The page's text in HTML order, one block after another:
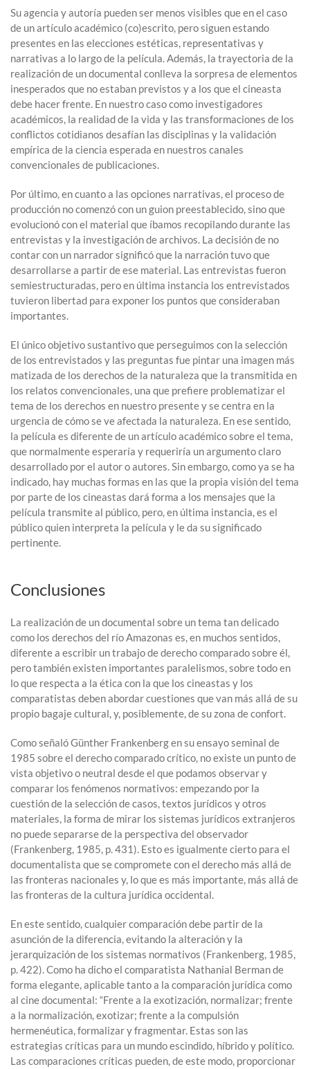
Su agencia y autoría pueden ser menos visibles que en el caso
de un artículo académico (co)escrito, pero siguen estando
presentes en las elecciones estéticas, representativas y
narrativas a lo largo de la película. Además, la trayectoria de la
realización de un documental conlleva la sorpresa de elementos
inesperados que no estaban previstos y a los que el cineasta
debe hacer frente. En nuestro caso como investigadores
académicos, la realidad de la vida y las transformaciones de los
conflictos cotidianos desafían las disciplinas y la validación
empírica de la ciencia esperada en nuestros canales
convencionales de publicaciones.
Por último, en cuanto a las opciones narrativas, el proceso de
producción no comenzó con un guion preestablecido, sino que
evolucionó con el material que íbamos recopilando durante las
entrevistas y la investigación de archivos. La decisión de no
contar con un narrador significó que la narración tuvo que
desarrollarse a partir de ese material. Las entrevistas fueron
semiestructuradas, pero en última instancia los entrevistados
tuvieron libertad para exponer los puntos que consideraban
importantes.
El único objetivo sustantivo que perseguimos con la selección
de los entrevistados y las preguntas fue pintar una imagen más
matizada de los derechos de la naturaleza que la transmitida en
los relatos convencionales, una que prefiere problematizar el
tema de los derechos en nuestro presente y se centra en la
urgencia de cómo se ve afectada la naturaleza. En ese sentido,
la película es diferente de un artículo académico sobre el tema,
que normalmente esperaría y requeriría un argumento claro
desarrollado por el autor o autores. Sin embargo, como ya se ha
indicado, hay muchas formas en las que la propia visión del tema
por parte de los cineastas dará forma a los mensajes que la
película transmite al público, pero, en última instancia, es el
público quien interpreta la película y le da su significado
pertinente.
Conclusiones
La realización de un documental sobre un tema tan delicado
como los derechos del río Amazonas es, en muchos sentidos,
diferente a escribir un trabajo de derecho comparado sobre él,
pero también existen importantes paralelismos, sobre todo en
lo que respecta a la ética con la que los cineastas y los
comparatistas deben abordar cuestiones que van más allá de su
propio bagaje cultural, y, posiblemente, de su zona de confort.
Como señaló Günther Frankenberg en su ensayo seminal de
1985 sobre el derecho comparado crítico, no existe un punto de
vista objetivo o neutral desde el que podamos observar y
comparar los fenómenos normativos: empezando por la
cuestión de la selección de casos, textos jurídicos y otros
materiales, la forma de mirar los sistemas jurídicos extranjeros
no puede separarse de la perspectiva del observador
(Frankenberg, 1985, p. 431). Esto es igualmente cierto para el
documentalista que se compromete con el derecho más allá de
las fronteras nacionales y, lo que es más importante, más allá de
las fronteras de la cultura jurídica occidental.
En este sentido, cualquier comparación debe partir de la
asunción de la diferencia, evitando la alteración y la
jerarquización de los sistemas normativos (Frankenberg, 1985,
p. 422). Como ha dicho el comparatista Nathanial Berman de
forma elegante, aplicable tanto a la comparación jurídica como
al cine documental: “Frente a la exotización, normalizar; frente
a la normalización, exotizar; frente a la compulsión
hermenéutica, formalizar y fragmentar. Estas son las
estrategias críticas para un mundo escindido, híbrido y político.
Las comparaciones críticas pueden, de este modo, proporcionar